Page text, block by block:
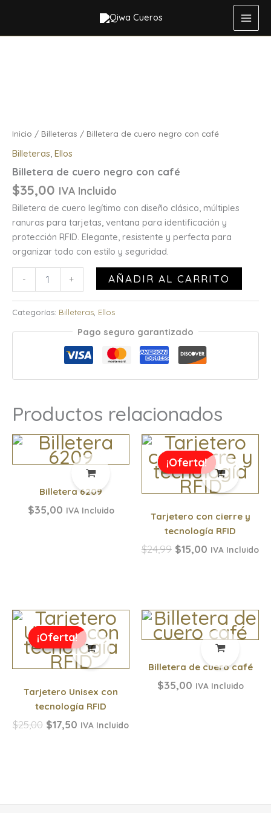
contenido
Inicio / Billeteras / Billetera de cuero negro con café
Billeteras Ellos
Billetera de cuero negro con café
$35,00 IVA Incluido
Billetera de cuero legítimo con diseño clásico, múltiples
ranuras para tarjetas, ventana para identificación y
protección RFID. Elegante, resistente y perfecta para
organizar todo con estilo y seguridad.
- + AÑADIR AL CARRITO
Categorías: Billeteras, Ellos
Pago seguro garantizado
Productos relacionados
Billetera 6209
$35,00 IVA Incluido
¡Oferta!
¡Oferta!
Tarjetero con cierre y
tecnología RFID
$24,99
El
precio
original
era:
$24,99.
$15,00
El
precio
actual
es:
$15,00.
IVA Incluido
¡Oferta!
¡Oferta!
Tarjetero Unisex con
tecnología RFID
$25,00
El
precio
original
era:
$25,00.
$17,50
El
precio
actual
es:
$17,50.
IVA Incluido
Billetera de cuero café
$35,00 IVA Incluido